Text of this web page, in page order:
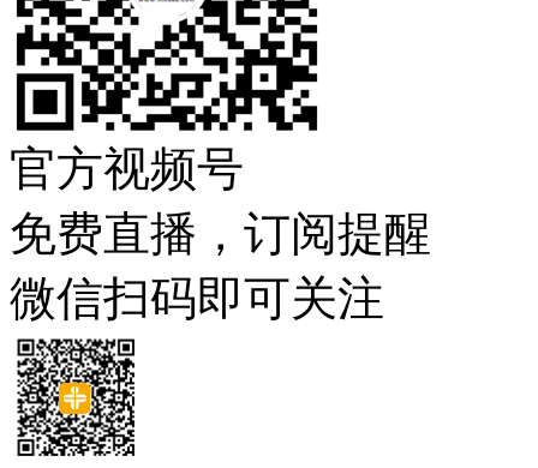
官方视频号
免费直播，订阅提醒
微信扫码即可关注